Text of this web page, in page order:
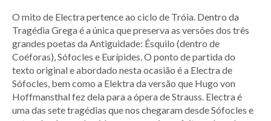
O mito de Electra pertence ao ciclo de Tróia. Dentro da
Tragédia Grega é a única que preserva as versões dos três
grandes poetas da Antiguidade: Ésquilo (dentro de
Coéforas), Sófocles e Eurípides. O ponto de partida do
texto original e abordado nesta ocasião é a Electra de
Sófocles, bem como a Elektra da versão que Hugo von
Hoffmansthal fez dela para a ópera de Strauss. Electra é
uma das sete tragédias que nos chegaram desde Sófocles e